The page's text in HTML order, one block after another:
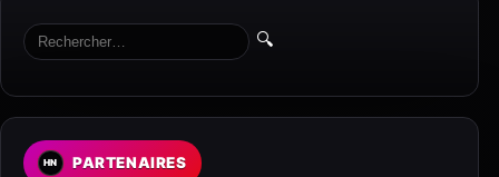
🔍
PARTENAIRES